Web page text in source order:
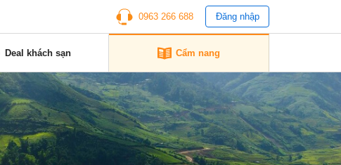
0963 266 688 Đăng nhập
Deal khách sạn Cẩm nang